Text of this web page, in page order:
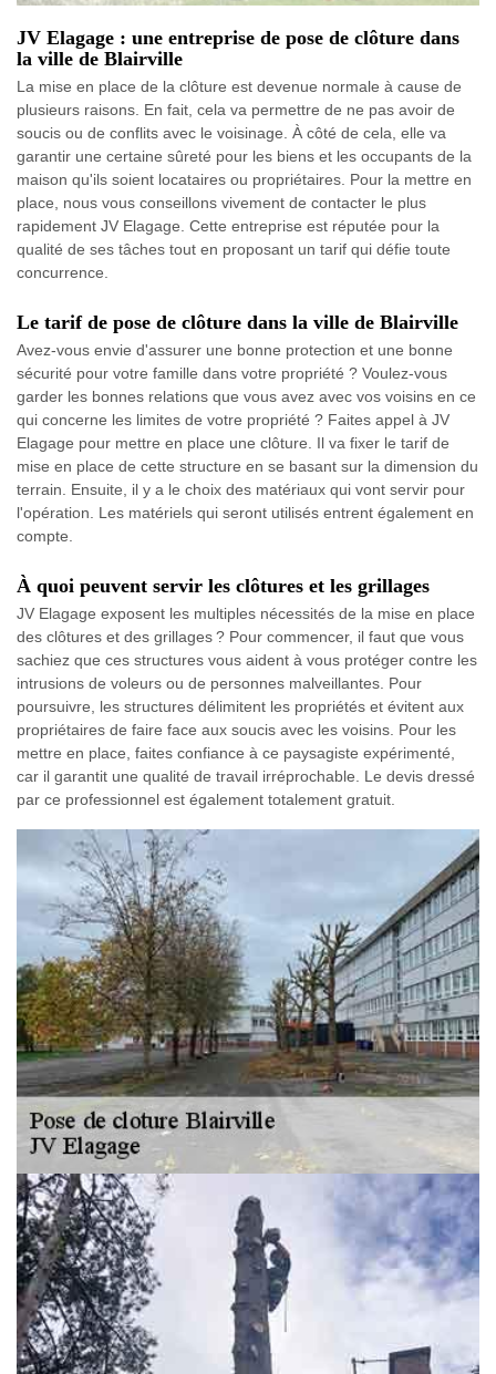
JV Elagage : une entreprise de pose de clôture dans
la ville de Blairville
La mise en place de la clôture est devenue normale à cause de
plusieurs raisons. En fait, cela va permettre de ne pas avoir de
soucis ou de conflits avec le voisinage. À côté de cela, elle va
garantir une certaine sûreté pour les biens et les occupants de la
maison qu'ils soient locataires ou propriétaires. Pour la mettre en
place, nous vous conseillons vivement de contacter le plus
rapidement JV Elagage. Cette entreprise est réputée pour la
qualité de ses tâches tout en proposant un tarif qui défie toute
concurrence.
Le tarif de pose de clôture dans la ville de Blairville
Avez-vous envie d'assurer une bonne protection et une bonne
sécurité pour votre famille dans votre propriété ? Voulez-vous
garder les bonnes relations que vous avez avec vos voisins en ce
qui concerne les limites de votre propriété ? Faites appel à JV
Elagage pour mettre en place une clôture. Il va fixer le tarif de
mise en place de cette structure en se basant sur la dimension du
terrain. Ensuite, il y a le choix des matériaux qui vont servir pour
l'opération. Les matériels qui seront utilisés entrent également en
compte.
À quoi peuvent servir les clôtures et les grillages
JV Elagage exposent les multiples nécessités de la mise en place
des clôtures et des grillages ? Pour commencer, il faut que vous
sachiez que ces structures vous aident à vous protéger contre les
intrusions de voleurs ou de personnes malveillantes. Pour
poursuivre, les structures délimitent les propriétés et évitent aux
propriétaires de faire face aux soucis avec les voisins. Pour les
mettre en place, faites confiance à ce paysagiste expérimenté,
car il garantit une qualité de travail irréprochable. Le devis dressé
par ce professionnel est également totalement gratuit.